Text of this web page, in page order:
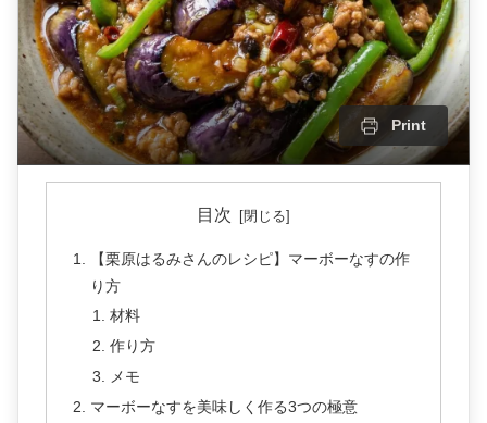
Print
目次
【栗原はるみさんのレシピ】マーボーなすの作
り方
材料
作り方
メモ
マーボーなすを美味しく作る3つの極意